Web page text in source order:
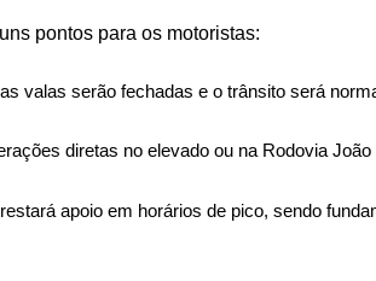
pontos para os motoristas:
valas serão fechadas e o trânsito será
diretas no elevado ou na Rodovia
apoio em horários de pico, sendo